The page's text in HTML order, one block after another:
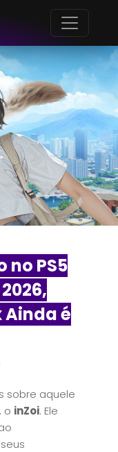
no PS5
Ainda é
sobre aquele
o inZoi. Ele